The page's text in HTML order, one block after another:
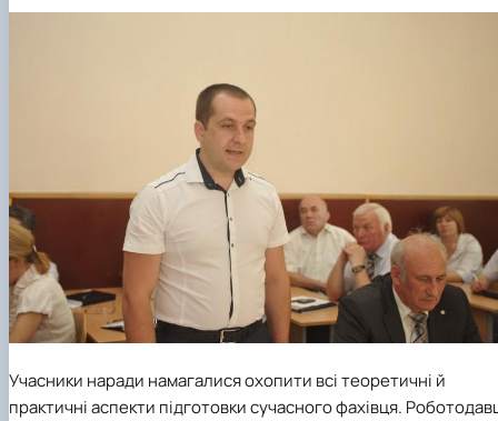
Учасники наради намагалися охопити всі теоретичні й
практичні аспекти підготовки сучасного фахівця.